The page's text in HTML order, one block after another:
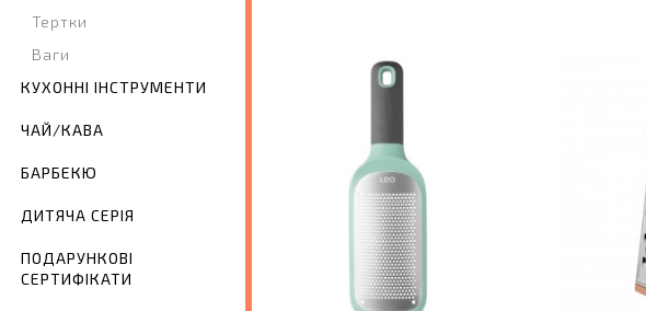
Тертки
Ваги
КУХОННІ ІНСТРУМЕНТИ
ЧАЙ/КАВА
БАРБЕКЮ
ДИТЯЧА СЕРІЯ
ПОДАРУНКОВІ
СЕРТИФІКАТИ